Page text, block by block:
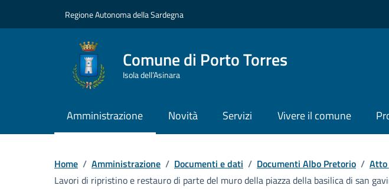
Regione Autonoma della Sardegna
Comune di Porto Torres
Isola dell’Asinara
Amministrazione Novità Servizi Vivere il comune
Home / Amministrazione / Documenti e dati / Documenti Albo Pretorio / Atto
Lavori di ripristino e restauro di parte del muro della piazza della basilica di san